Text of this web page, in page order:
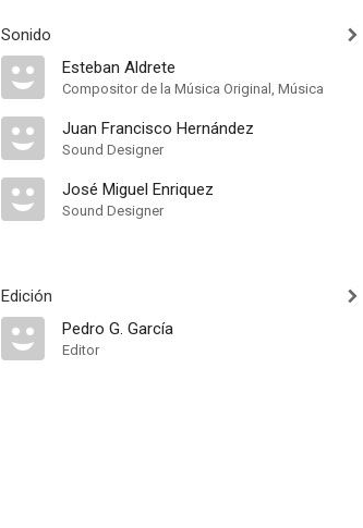
Sonido
Esteban Aldrete
Compositor de la Música Original, Música
Juan Francisco Hernández
Sound Designer
José Miguel Enriquez
Sound Designer
Edición
Pedro G. García
Editor